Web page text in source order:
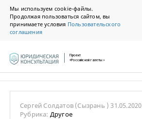
Мы используем cookie-файлы.
Продолжая пользоваться сайтом, вы
принимаете условия Пользовательского
соглашения
Проект
«Российской газеты»
Сергей Солдатов (Сызрань )31.05.2020
Рубрика: Другое